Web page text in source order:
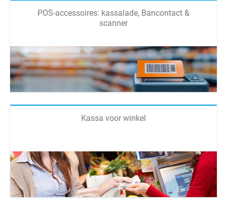
POS-accessoires: kassalade, Bancontact &
scanner
Kassa voor winkel